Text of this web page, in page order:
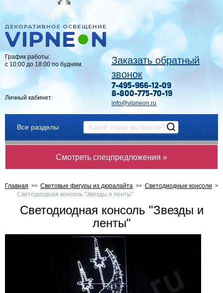
График работы:
с 10:00 до 18:00 по будням.
Личный кабинет:
Заказать обратный
звонок
7-495-966-12-09
8-800-775-70-19
info@vipneon.ru
Все разделы
Смотреть спецпредложения »
Главная Световые фигуры из дюралайта
Светодиодные консоли
Светодиодная консоль "Звезды и ленты"
Светодиодная консоль "Звезды и
ленты"